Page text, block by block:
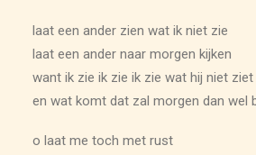
laat een ander zien wat ik niet zie
laat een ander naar morgen kijken
want ik zie ik zie ik zie wat hij niet ziet
en wat komt dat zal morgen dan wel
o laat me toch met rust